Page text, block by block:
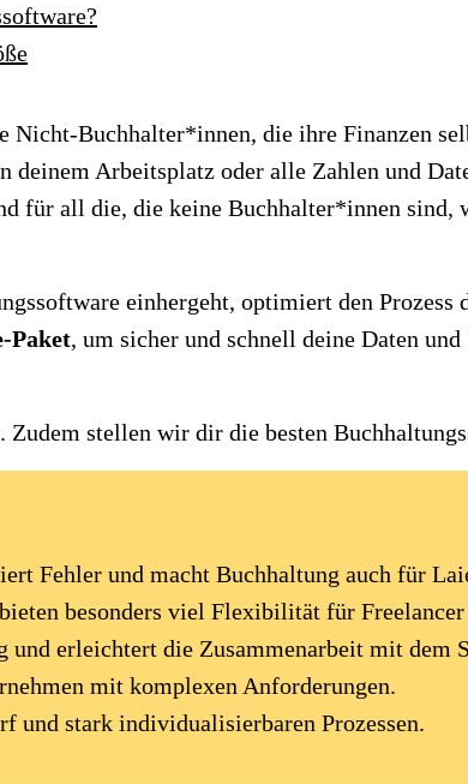
Buchhalter*innen, die ihre Finanzen
deinem Arbeitsplatz oder alle Zahlen und
für all die, die keine Buchhalter*innen
einhergeht, optimiert den
Paket, um sicher und schnell deine Daten
Zudem stellen wir dir die besten
Fehler und macht Buchhaltung auch für
besonders viel Flexibilität für
erleichtert die Zusammenarbeit mit dem
mit komplexen Anforderungen.
und stark individualisierbaren Prozessen.